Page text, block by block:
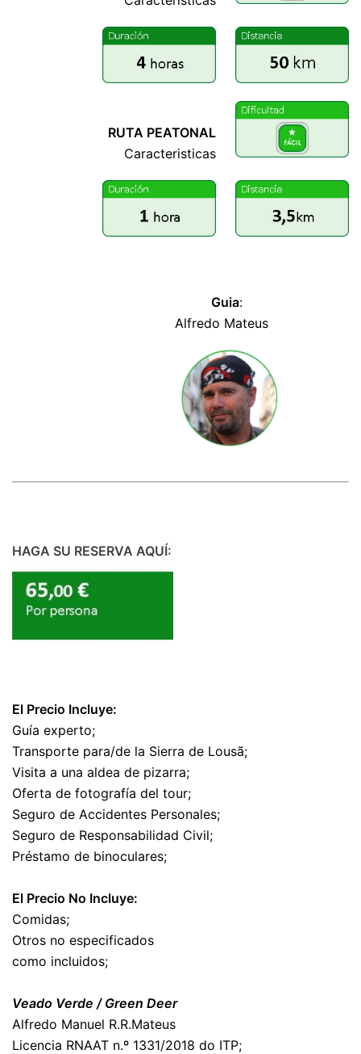
RUTA PEATONAL
Caracteristicas
Guia:
Alfredo Mateus
HAGA SU RESERVA AQUÍ:
El Precio Incluye:
Guía experto;
Transporte para/de la Sierra de Lousã;
Visita a una aldea de pizarra;
Oferta de fotografía del tour;
Seguro de Accidentes Personales;
Seguro de Responsabilidad Civil;
Préstamo de binoculares;
El Precio No Incluye:
Comidas;
Otros no especificados
como incluidos;
Veado Verde / Green Deer
Alfredo Manuel R.R.Mateus
Licencia RNAAT n.º 1331/2018 do ITP;